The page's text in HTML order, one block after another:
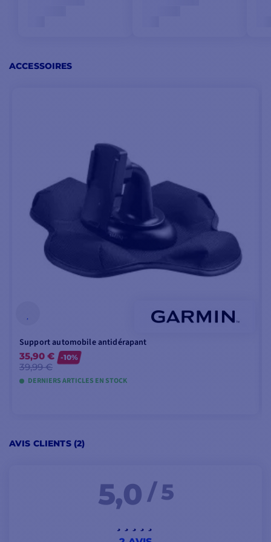
appairé. Vous pouvez
destinations de votre
Afin d'avoir accès à la
météo deux forfaits :
forfait de base ou forfait
premium.
PLANIFIEZ VOS
TRAJETS
plus encore.
positions que vous
ACCESSOIRES
Support automobile antidérapant
35,90 €
39,99 €
-10%
DERNIERS ARTICLES EN STOCK
AVIS CLIENTS (2)
5,0 / 5